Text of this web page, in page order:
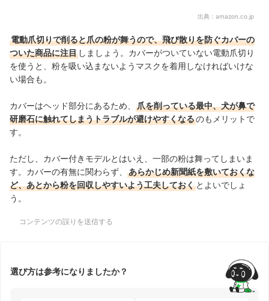
出典： amazon.co.jp
電動爪切りで削ると爪の粉が舞うので、飛び散りを防ぐカバーの
ついた商品に注目 しましょう。カバーがついていない電動爪切り
を使うと、粉を吸い込まないようマスクを着用しなければいけな
い場合も。
カバーはヘッド部分にあるため、
爪を削っている最中、犬が鼻で
研磨石に触れてしまうトラブルが避けやすくなるのもメリットで
す。
ただし、カバー付きモデルとはいえ、一部の粉は舞ってしまいま
す。カバーの有無に関わらず、
あらかじめ新聞紙を敷いておくな
ど、あとから粉を回収しやすいよう工夫しておく とよいでしょ
う。
コンテンツの誤りを送信する
選び方は参考になりましたか？